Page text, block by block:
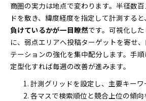
商圏の実力は地点で変わります。半径数
ドを敷き、緯度経度を指定して計測すると、
負けているかが一目瞭然です。可視化し
に、弱点エリアへ投稿ターゲットを寄せ
テーションの強化を集中配分します。手
定型化すれば毎週の改善が進みます。
計測グリッドを設定し、主要キー
各マスで検索順位と競合上位の傾